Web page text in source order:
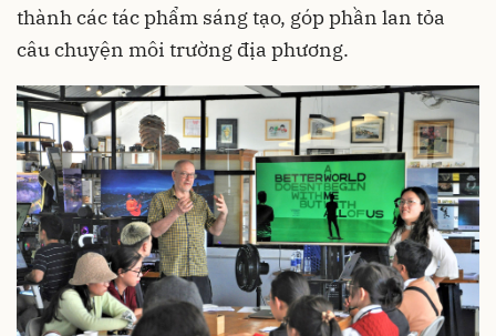
thành các tác phẩm sáng tạo, góp phần lan tỏa
câu chuyện môi trường địa phương.